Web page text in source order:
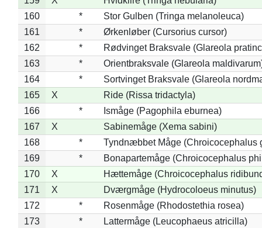
160
*
Stor Gulben (Tringa melanoleuca)
161
*
Ørkenløber (Cursorius cursor)
162
*
Rødvinget Braksvale (Glareola
163
*
Orientbraksvale (Glareola
164
*
Sortvinget Braksvale (Glareola
165
X
Ride (Rissa tridactyla)
166
*
Ismåge (Pagophila eburnea)
167
X
Sabinemåge (Xema sabini)
168
*
Tyndnæbbet Måge (Chroicocephalus
169
*
Bonapartemåge (Chroicocephalus
170
X
Hættemåge (Chroicocephalus
171
X
Dværgmåge (Hydrocoloeus minutus)
172
*
Rosenmåge (Rhodostethia rosea)
173
*
Lattermåge (Leucophaeus atricilla)